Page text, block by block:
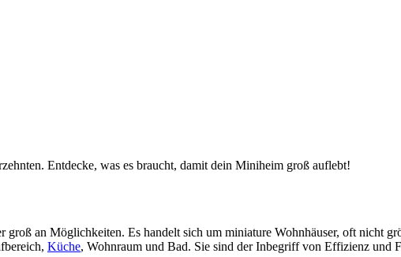
Entdecke, was es braucht, damit dein Miniheim groß auflebt!
an Möglichkeiten. Es handelt sich um miniature Wohnhäuser, oft nicht
Küche, Wohnraum und Bad. Sie sind der Inbegriff von Effizienz und